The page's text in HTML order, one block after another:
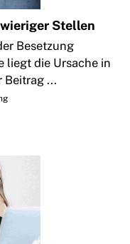
Stellen
Besetzung
liegt die Ursache in
Beitrag ...